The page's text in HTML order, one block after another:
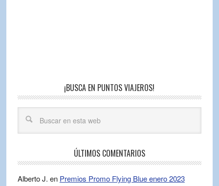
¡BUSCA EN PUNTOS VIAJEROS!
ÚLTIMOS COMENTARIOS
Alberto J. en Premios Promo Flying Blue enero 2023